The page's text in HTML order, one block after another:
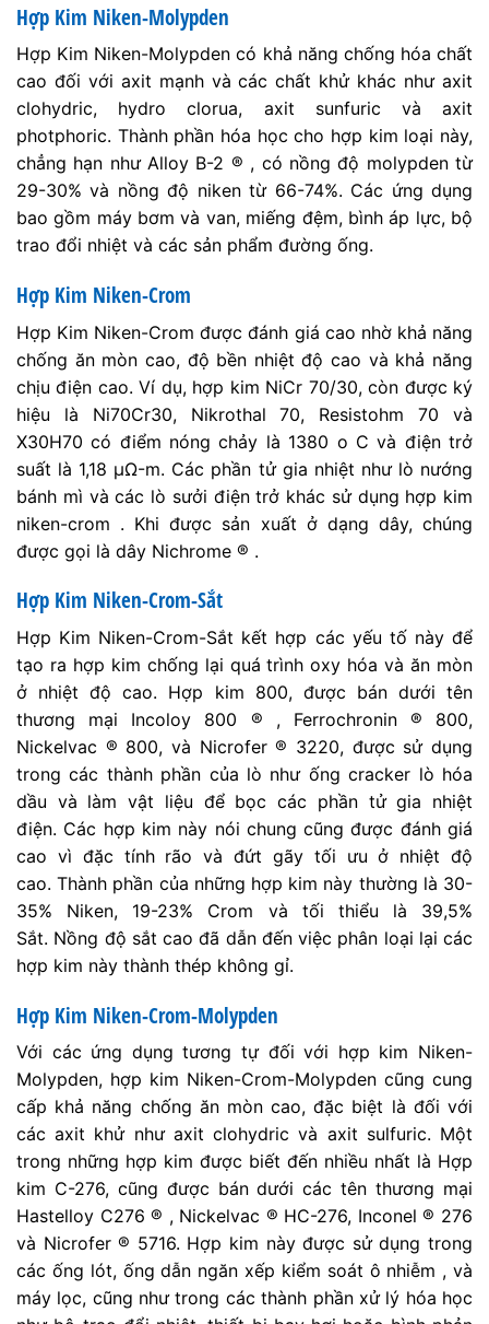
Hợp Kim Niken-Molypden
Hợp Kim Niken-Molypden có khả năng chống hóa chất
cao đối với axit mạnh và các chất khử khác như axit
clohydric, hydro clorua, axit sunfuric và axit
photphoric. Thành phần hóa học cho hợp kim loại này,
chẳng hạn như Alloy B-2 ® , có nồng độ molypden từ
29-30% và nồng độ niken từ 66-74%. Các ứng dụng
bao gồm máy bơm và van, miếng đệm, bình áp lực, bộ
trao đổi nhiệt và các sản phẩm đường ống.
Hợp Kim Niken-Crom
Hợp Kim Niken-Crom được đánh giá cao nhờ khả năng
chống ăn mòn cao, độ bền nhiệt độ cao và khả năng
chịu điện cao. Ví dụ, hợp kim NiCr 70/30, còn được ký
hiệu là Ni70Cr30, Nikrothal 70, Resistohm 70 và
X30H70 có điểm nóng chảy là 1380 o C và điện trở
suất là 1,18 μΩ-m. Các phần tử gia nhiệt như lò nướng
bánh mì và các lò sưởi điện trở khác sử dụng hợp kim
niken-crom . Khi được sản xuất ở dạng dây, chúng
được gọi là dây Nichrome ® .
Hợp Kim Niken-Crom-Sắt
Hợp Kim Niken-Crom-Sắt kết hợp các yếu tố này để
tạo ra hợp kim chống lại quá trình oxy hóa và ăn mòn
ở nhiệt độ cao. Hợp kim 800, được bán dưới tên
thương mại Incoloy 800 ® , Ferrochronin ® 800,
Nickelvac ® 800, và Nicrofer ® 3220, được sử dụng
trong các thành phần của lò như ống cracker lò hóa
dầu và làm vật liệu để bọc các phần tử gia nhiệt
điện. Các hợp kim này nói chung cũng được đánh giá
cao vì đặc tính rão và đứt gãy tối ưu ở nhiệt độ
cao. Thành phần của những hợp kim này thường là 30-
35% Niken, 19-23% Crom và tối thiểu là 39,5%
Sắt. Nồng độ sắt cao đã dẫn đến việc phân loại lại các
hợp kim này thành thép không gỉ.
Hợp Kim Niken-Crom-Molypden
Với các ứng dụng tương tự đối với hợp kim Niken-
Molypden, hợp kim Niken-Crom-Molypden cũng cung
cấp khả năng chống ăn mòn cao, đặc biệt là đối với
các axit khử như axit clohydric và axit sulfuric. Một
trong những hợp kim được biết đến nhiều nhất là Hợp
kim C-276, cũng được bán dưới các tên thương mại
Hastelloy C276 ® , Nickelvac ® HC-276, Inconel ® 276
và Nicrofer ® 5716. Hợp kim này được sử dụng trong
các ống lót, ống dẫn ngăn xếp kiểm soát ô nhiễm , và
máy lọc, cũng như trong các thành phần xử lý hóa học